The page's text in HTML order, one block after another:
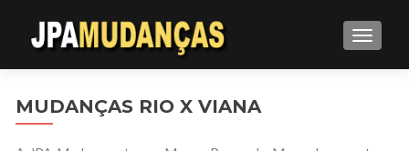
MUDANÇAS RIO X VIANA